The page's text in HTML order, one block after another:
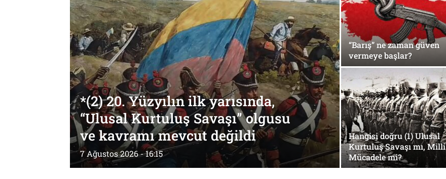
*(2) 20. Yüzyılın ilk yarısında,
“Ulusal Kurtuluş Savaşı” olgusu
ve kavramı mevcut değildi
7 Ağustos 2026 - 16:15
“Barış” ne zaman güven
vermeye başlar?
Hangisi doğru (1) Ulusal
Kurtuluş Savaşı mı, Milli
Mücadele mi?